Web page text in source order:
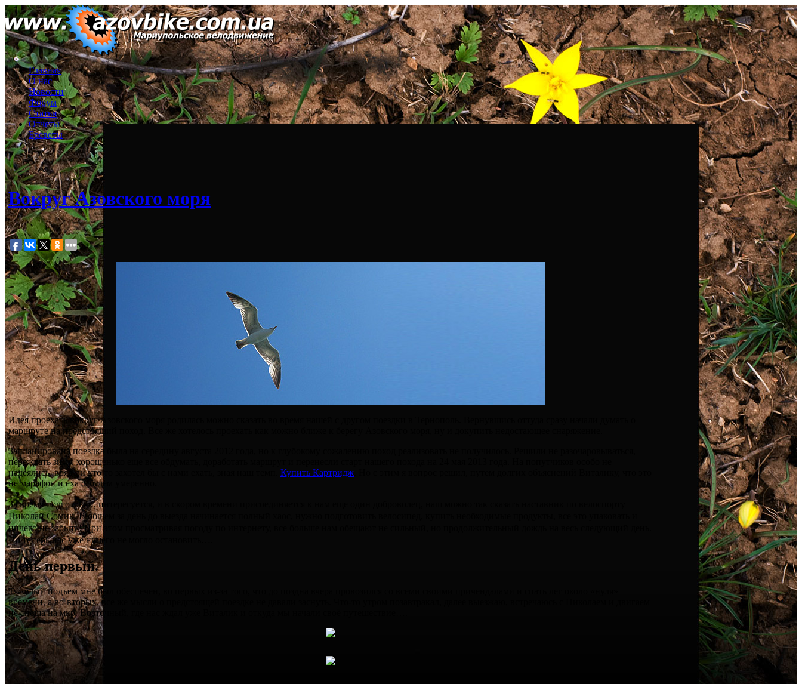
Главная
О нас
Новости
Форум
Статьи
Отчеты
Бреветы
Вокруг Азовского моря
Идея проехать вокруг Азовского моря родилась можно сказать во время нашей с другом поездки в Тернополь. Вернувшись оттуда сразу начали думать о
маршруте на предстоящий поход. Все же хотелось проехать как можно ближе к берегу Азовского моря, ну и докупить недостающее снаряжение.
Запланирована поездка была на середину августа 2012 года, но к глубокому сожалению поход реализовать не получилось. Решили не разочаровываться,
переждать зиму, хорошенько еще все обдумать, доработать маршрут и перенесли старт нашего похода на 24 мая 2013 года. На попутчиков особо не
надеялись, вряд ли кто то захотел бы с нами ехать, зная наш темп. Купить Картридж
не марафон и ехать будем умеренно.
За время подготовки, интересуется, и в скором времени присоединяется к нам еще один доброволец, наш можно так сказать наставник по велоспорту
Николай Сомик. В общем за день до выезда начинается полный хаос, нужно подготовить велосипед, купить необходимые продукты, все это упаковать и
ничего не забыть! При этом просматривая погоду по интернету, все больше нам обещают не сильный, но продолжительный дождь на весь следующий день.
Но теперь нас уже ничего не могло остановить….
День первый.
Тяжелый подъем мне был обеспечен, во первых из-за того, что до поздна вчера провозился со всеми своими причендалами и спать лег около «нуля»
времени, а во-вторых, все же мысли о предстоящей поездке не давали заснуть. Что-то утром позавтракал, далее выезжаю, встречаюсь с Николаем и двигаем
не спеша на мкр. Восточный, где нас ждал уже Виталик и откуда мы начали своё путешествие….